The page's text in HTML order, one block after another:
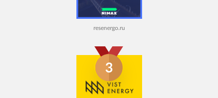
resenergo.ru
3